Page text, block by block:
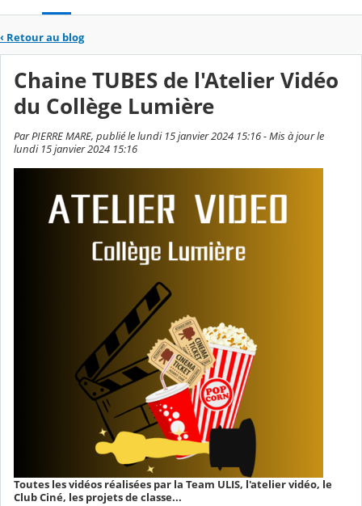
‹ Retour au blog
Chaine TUBES de l'Atelier Vidéo
du Collège Lumière
Par PIERRE MARE, publié le lundi 15 janvier 2024 15:16 - Mis à jour le
lundi 15 janvier 2024 15:16
Toutes les vidéos réalisées par la Team ULIS, l'atelier vidéo, le
Club Ciné, les projets de classe...